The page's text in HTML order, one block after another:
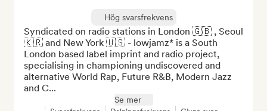
Hög svarsfrekvens
Syndicated on radio stations in London 🇬🇧 , Seoul
🇰🇷 and New York 🇺🇸 - lowjamz* is a South
London based label imprint and radio project,
specialising in championing undiscovered and
alternative World Rap, Future R&B, Modern Jazz
and C...
Se mer